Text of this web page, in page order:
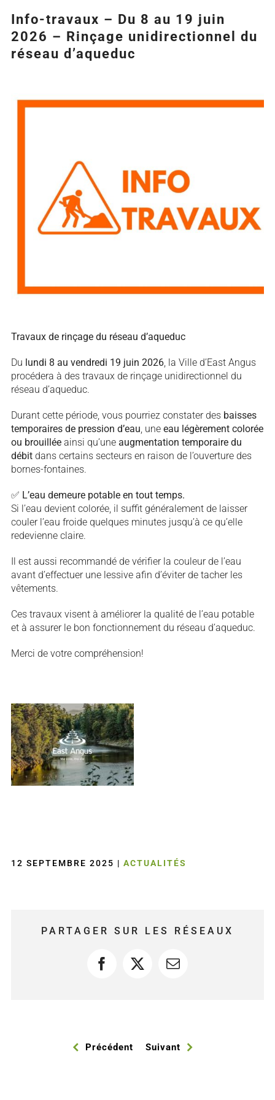
Info-travaux – Du 8 au 19 juin
2026 – Rinçage unidirectionnel du
réseau d’aqueduc
Agrandir
Travaux de rinçage du réseau d’aqueduc
Du lundi 8 au vendredi 19 juin 2026, la Ville d’East Angus
procédera à des travaux de rinçage unidirectionnel du
réseau d’aqueduc.
Durant cette période, vous pourriez constater des baisses
temporaires de pression d’eau, une eau légèrement colorée
ou brouilléeainsi qu’une augmentation temporaire du
débitdans certains secteurs en raison de l’ouverture des
bornes-fontaines.
✅ L’eau demeure potable en tout temps.
Si l’eau devient colorée, il suffit généralement de laisser
couler l’eau froide quelques minutes jusqu’à ce qu’elle
redevienne claire.
Il est aussi recommandé de vérifier la couleur de l’eau
avant d’effectuer une lessive afin d’éviter de tacher les
vêtements.
Ces travaux visent à améliorer la qualité de l’eau potable
et à assurer le bon fonctionnement du réseau d’aqueduc.
Merci de votre compréhension!
12 SEPTEMBRE 2025 | ACTUALITÉS
PARTAGER SUR LES RÉSEAUX
Facebook
X Courriel
Précédent Suivant